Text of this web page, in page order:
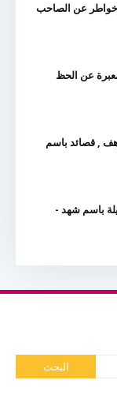
عن الصاحب
عن الحظ
, قصائد باسم
باسم شهد -